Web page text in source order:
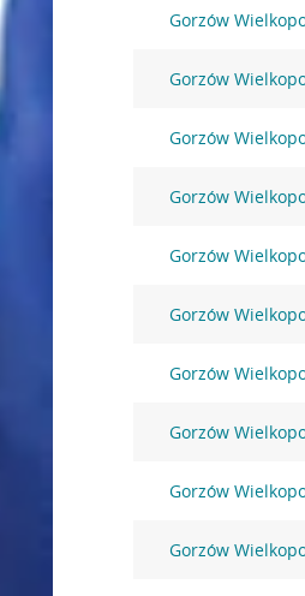
Gorzów
Gorzów
Gorzów
Gorzów
Gorzów
Gorzów
Gorzów
Gorzów
Gorzów
Gorzów